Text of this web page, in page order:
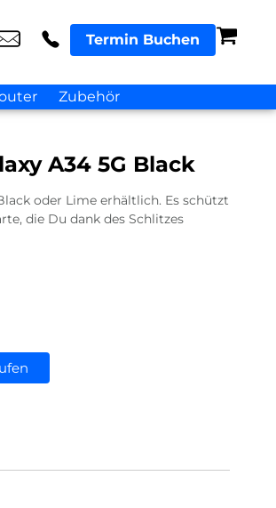
Termin Buchen
Zubehör
A34 5G Black
oder Lime erhältlich. Es schützt
die Du dank des Schlitzes